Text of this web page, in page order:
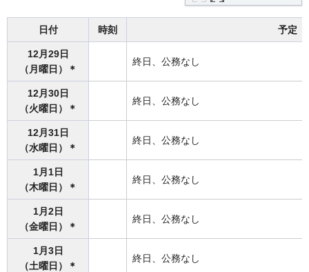
日付 時刻 予定
12月29日
（月曜日）＊
終日、公務なし
12月30日
（火曜日）＊
終日、公務なし
12月31日
（水曜日）＊
終日、公務なし
1月1日
（木曜日）＊
終日、公務なし
1月2日
（金曜日）＊
終日、公務なし
1月3日
（土曜日）＊
終日、公務なし